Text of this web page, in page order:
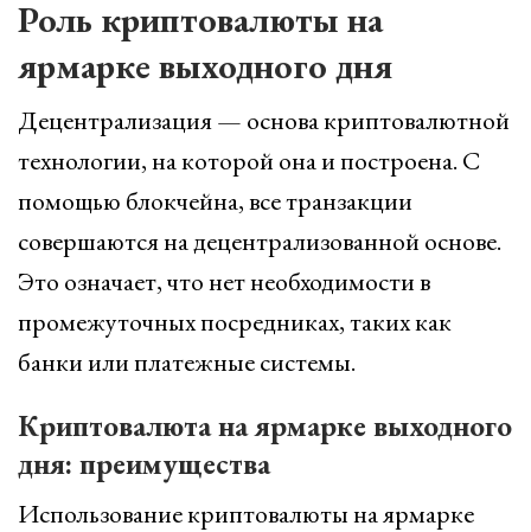
Роль криптовалюты на
ярмарке выходного дня
Децентрализация — основа криптовалютной
технологии, на которой она и построена. С
помощью блокчейна, все транзакции
совершаются на децентрализованной основе.
Это означает, что нет необходимости в
промежуточных посредниках, таких как
банки или платежные системы.
Криптовалюта на ярмарке выходного
дня: преимущества
Использование криптовалюты на ярмарке